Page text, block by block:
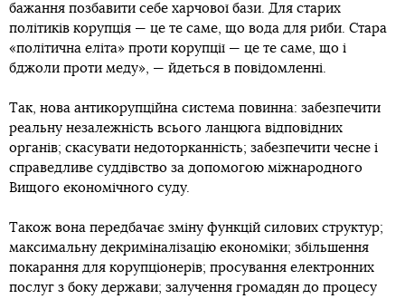
бажання позбавити себе харчової бази. Для старих
політиків корупція — це те саме, що вода для риби. Стара
«політична еліта» проти корупції — це те саме, що і
бджоли проти меду», — йдеться в повідомленні.
Так, нова антикорупційна система повинна: забезпечити
реальну незалежність всього ланцюга відповідних
органів; скасувати недоторканність; забезпечити чесне і
справедливе суддівство за допомогою міжнародного
Вищого економічного суду.
Також вона передбачає зміну функцій силових структур;
максимальну декриміналізацію економіки; збільшення
покарання для корупціонерів; просування електронних
послуг з боку держави; залучення громадян до процесу